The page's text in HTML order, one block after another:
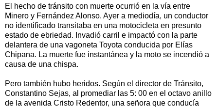
El hecho de tránsito con muerte ocurrió en la vía entre
Minero y Fernández Alonso. Ayer a mediodía, un conductor
no identificado transitaba en una motocicleta en presunto
estado de ebriedad. Invadió carril e impactó con la parte
delantera de una vagoneta Toyota conducida por Elías
Chipana. La muerte fue instantánea y la moto se incendió a
causa de una chispa.
Pero también hubo heridos. Según el director de Tránsito,
Constantino Sejas, al promediar las 5: 00 en el octavo anillo
de la avenida Cristo Redentor, una señora que conducía